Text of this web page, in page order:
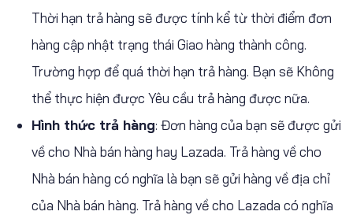
Thời hạn trả hàng sẽ được tính kể từ thời điểm đơn
hàng cập nhật trạng thái Giao hàng thành công.
Trường hợp để quá thời hạn trả hàng. Bạn sẽ Không
thể thực hiện được Yêu cầu trả hàng được nữa.
Hình thức trả hàng: Đơn hàng của bạn sẽ được gửi
về cho Nhà bán hàng hay Lazada. Trả hàng về cho
Nhà bán hàng có nghĩa là bạn sẽ gửi hàng về địa chỉ
của Nhà bán hàng. Trả hàng về cho Lazada có nghĩa